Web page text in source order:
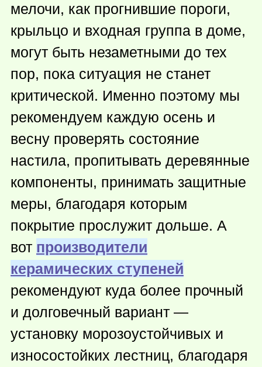
мелочи, как прогнившие пороги,
крыльцо и входная группа в доме,
могут быть незаметными до тех
пор, пока ситуация не станет
критической. Именно поэтому мы
рекомендуем каждую осень и
весну проверять состояние
настила, пропитывать деревянные
компоненты, принимать защитные
меры, благодаря которым
покрытие прослужит дольше. А
вот производители
керамических ступеней
рекомендуют куда более прочный
и долговечный вариант —
установку морозоустойчивых и
износостойких лестниц, благодаря